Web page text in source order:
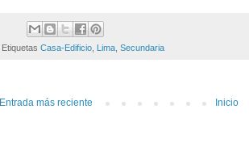
Etiquetas Casa-Edificio, Lima, Secundaria
Entrada más reciente Inicio